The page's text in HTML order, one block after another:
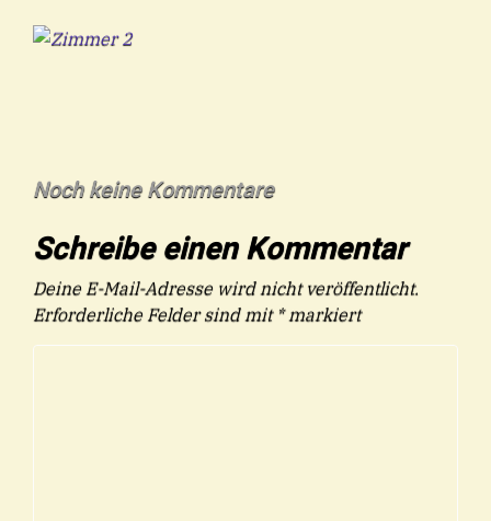
Noch keine Kommentare
Schreibe einen Kommentar
Deine E-Mail-Adresse wird nicht veröffentlicht.
Erforderliche Felder sind mit *markiert